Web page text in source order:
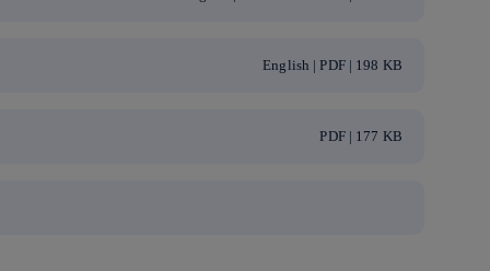
English | PDF | 198 KB
PDF | 177 KB